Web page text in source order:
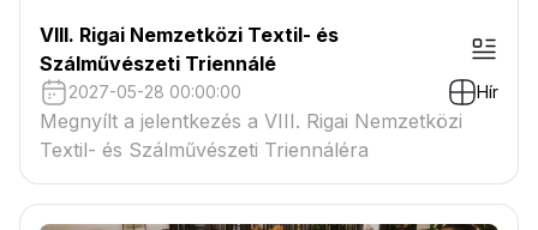
VIII. Rigai Nemzetközi Textil- és
Szálművészeti Triennálé
2027-05-28 00:00:00 Hír
Megnyílt a jelentkezés a VIII. Rigai Nemzetközi
Textil- és Szálművészeti Triennáléra